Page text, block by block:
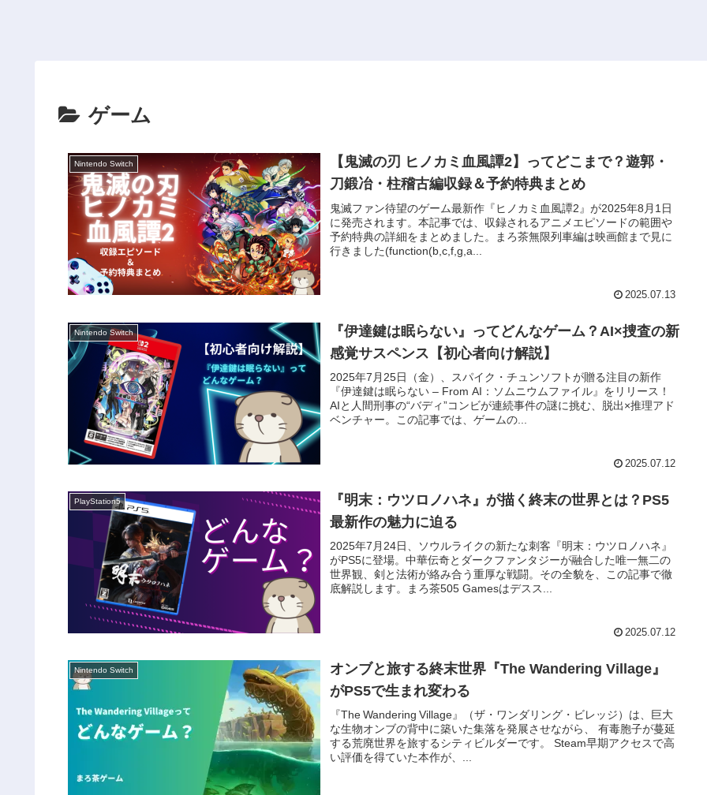
ゲーム
Nintendo Switch
【鬼滅の刃 ヒノカミ血風譚2】ってどこまで？遊郭・
刀鍛冶・柱稽古編収録＆予約特典まとめ
鬼滅ファン待望のゲーム最新作『ヒノカミ血風譚2』が2025年8月1日
に発売されます。本記事では、収録されるアニメエピソードの範囲や
予約特典の詳細をまとめました。まろ茶無限列車編は映画館まで見に
行きました(function(b,c,f,g,a...
2025.07.13
Nintendo Switch
『伊達鍵は眠らない』ってどんなゲーム？AI×捜査の新
感覚サスペンス【初心者向け解説】
2025年7月25日（金）、スパイク・チュンソフトが贈る注目の新作
『伊達鍵は眠らない – From AI：ソムニウムファイル』をリリース！
AIと人間刑事の“バディ”コンビが連続事件の謎に挑む、脱出×推理アド
ベンチャー。この記事では、ゲームの...
2025.07.12
PlayStation5
『明末：ウツロノハネ』が描く終末の世界とは？PS5
最新作の魅力に迫る
2025年7月24日、ソウルライクの新たな刺客『明末：ウツロノハネ』
がPS5に登場。中華伝奇とダークファンタジーが融合した唯一無二の
世界観、剣と法術が絡み合う重厚な戦闘。その全貌を、この記事で徹
底解説します。まろ茶505 Gamesはデスス...
2025.07.12
Nintendo Switch
オンブと旅する終末世界『The Wandering Village』
がPS5で生まれ変わる
『The Wandering Village』（ザ・ワンダリング・ビレッジ）は、巨大
な生物オンブの背中に築いた集落を発展させながら、 有毒胞子が蔓延
する荒廃世界を旅するシティビルダーです。 Steam早期アクセスで高
い評価を得ていた本作が、...